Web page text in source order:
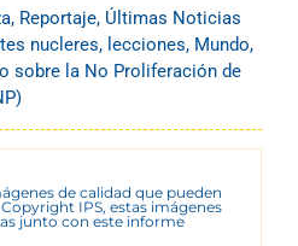
, Reportaje, Últimas Noticias
nucleres, lecciones, Mundo,
sobre la No Proliferación de
de calidad que pueden
IPS, estas imágenes
junto con este informe